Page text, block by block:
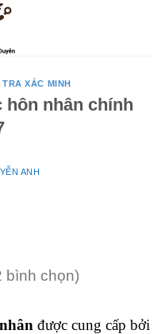
XÁC MINH
nhân chính
ANH
bình chọn)
được cung cấp bởi